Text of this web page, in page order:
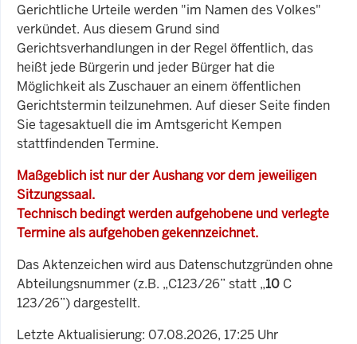
Gerichtliche Urteile werden "im Namen des Volkes"
verkündet. Aus diesem Grund sind
Gerichtsverhandlungen in der Regel öffentlich, das
heißt jede Bürgerin und jeder Bürger hat die
Möglichkeit als Zuschauer an einem öffentlichen
Gerichtstermin teilzunehmen. Auf dieser Seite finden
Sie tagesaktuell die im Amtsgericht Kempen
stattfindenden Termine.
Maßgeblich ist nur der Aushang vor dem jeweiligen
Sitzungssaal.
Technisch bedingt werden aufgehobene und verlegte
Termine als aufgehoben gekennzeichnet.
Das Aktenzeichen wird aus Datenschutzgründen ohne
Abteilungsnummer (z.B. „C123/26” statt „10 C
123/26”) dargestellt.
Letzte Aktualisierung: 07.08.2026, 17:25 Uhr